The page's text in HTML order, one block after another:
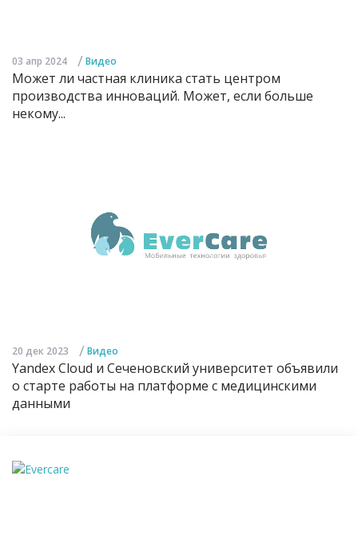
03 апр 2024 / Видео
Может ли частная клиника стать центром
производства инноваций. Может, если больше
некому...
20 дек 2023 / Видео
Yandex Cloud и Сеченовский университет объявили
о старте работы на платформе с медицинскими
данными